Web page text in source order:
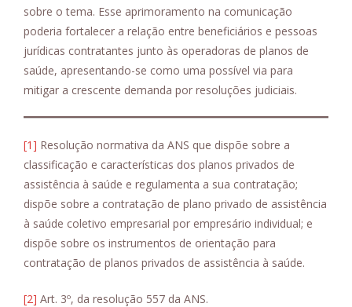
sobre o tema. Esse aprimoramento na comunicação
poderia fortalecer a relação entre beneficiários e pessoas
jurídicas contratantes junto às operadoras de planos de
saúde, apresentando-se como uma possível via para
mitigar a crescente demanda por resoluções judiciais.
[1] Resolução normativa da ANS que dispõe sobre a
classificação e características dos planos privados de
assistência à saúde e regulamenta a sua contratação;
dispõe sobre a contratação de plano privado de assistência
à saúde coletivo empresarial por empresário individual; e
dispõe sobre os instrumentos de orientação para
contratação de planos privados de assistência à saúde.
[2] Art. 3º, da resolução 557 da ANS.